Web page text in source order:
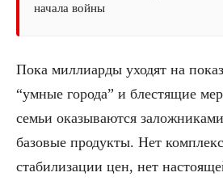
начала войны
Пока миллиарды уходят на
“умные города” и блестящие
семьи оказываются
базовые продукты. Нет
стабилизации цен, нет